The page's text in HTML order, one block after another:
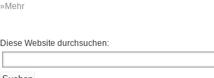
»Mehr
Diese Website durchsuchen: